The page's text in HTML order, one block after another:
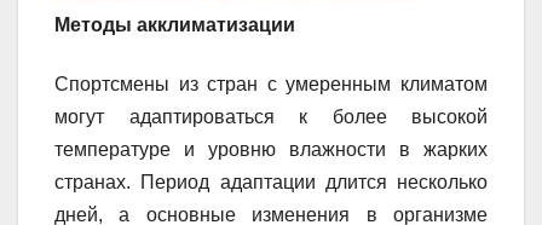
Методы акклиматизации
Спортсмены из стран с умеренным климатом
могут адаптироваться к более высокой
температуре и уровню влажности в жарких
странах. Период адаптации длится несколько
дней, а основные изменения в организме